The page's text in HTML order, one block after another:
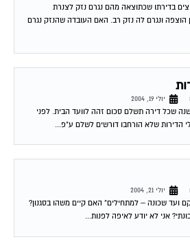
בדירתו שכתוצאה מהם נגרם נזק לצנרת
הוצפה ונגרם לה נזק רב. האם העובדה שהנזק נגרם
יולי 19, 2004
משותף, הוחלט לפני 20 שנה שכל דירה תשלם סכום זהה לוועד הבית. לפני
הדירות שלא הורחבו דורשים לשלם ע"פ...
יולי 21, 2004
ועד שכונה – למתחילים" האם קיים משהו בסגנון?
אני לא יודע לאיפה לפנות...